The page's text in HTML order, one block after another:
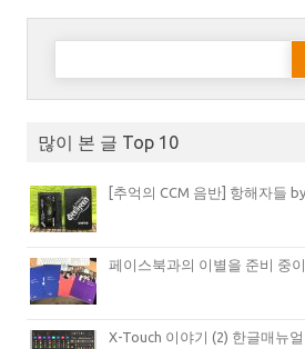
다음 검색:
많이 본 글 Top 10
[추억의 CCM 음반] 항해자들
페이스북과의 이별을 준비 중
X-Touch 이야기 (2) 한글매뉴